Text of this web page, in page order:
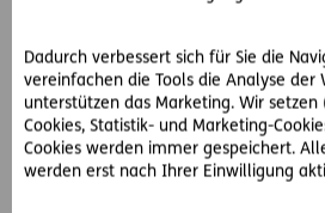
Dadurch verbessert sich für Sie die
vereinfachen die Tools die Analyse der
unterstützen das Marketing. Wir
Cookies, Statistik- und Marketing-
Cookies werden immer gespeichert.
werden erst nach Ihrer Einwilligung
5. Lüften vertreibt
Wenn sich bereits viele Gelsen im
Wohnung befinden, öffnen Sie alle
Durchzug entsteht. Damit werden
nach draußen vertrieben. Eine